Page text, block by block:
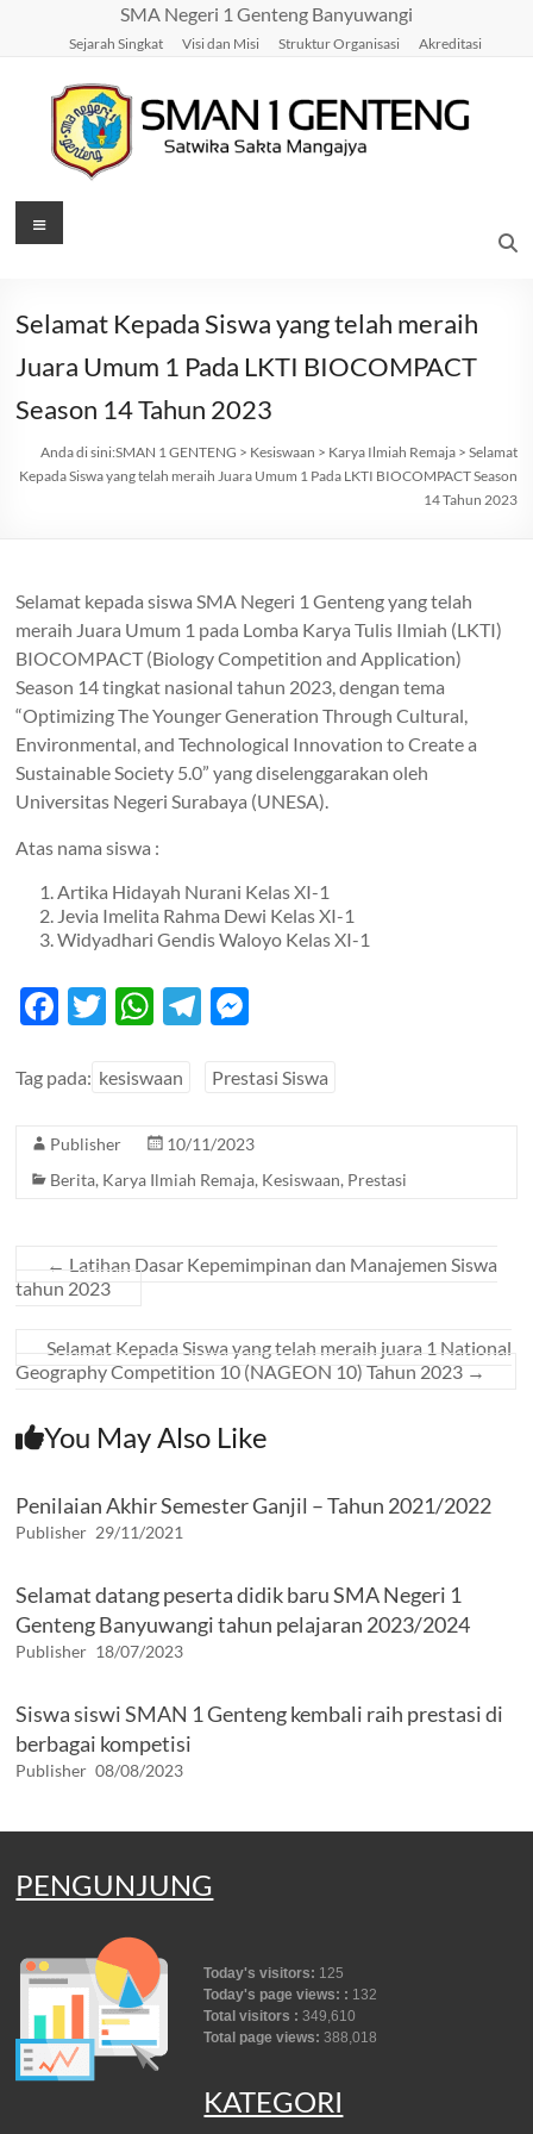
SMA Negeri 1 Genteng Banyuwangi
Sejarah Singkat Visi dan Misi Struktur Organisasi Akreditasi
SMAN
GENTENG
Sakta
Mangajya
Menu
Selamat Kepada Siswa yang telah meraih
Juara Umum 1 Pada LKTI BIOCOMPACT
Season 14 Tahun 2023
Anda di sini:SMAN 1 GENTENG > Kesiswaan > Karya Ilmiah Remaja> Selamat
Kepada Siswa yang telah meraih Juara Umum 1 Pada LKTI BIOCOMPACT Season
14 Tahun 2023
Selamat kepada siswa SMA Negeri 1 Genteng yang telah
meraih Juara Umum 1 pada Lomba Karya Tulis Ilmiah (LKTI)
BIOCOMPACT (Biology Competition and Application)
Season 14 tingkat nasional tahun 2023, dengan tema
“Optimizing The Younger Generation Through Cultural,
Environmental, and Technological Innovation to Create a
Sustainable Society 5.0” yang diselenggarakan oleh
Universitas Negeri Surabaya (UNESA).
Atas nama siswa :
Artika Hidayah Nurani Kelas XI-1
Jevia Imelita Rahma Dewi Kelas XI-1
Widyadhari Gendis Waloyo Kelas XI-1
F
e
o
o
T
itt
W
at
A
p
T
e
a
m
se
g
er
Tag pada: kesiswaan Prestasi Siswa
Publisher
10/11/2023
Berita, Karya Ilmiah Remaja, Kesiswaan, Prestasi
← Latihan Dasar Kepemimpinan dan Manajemen Siswa
tahun 2023
Selamat Kepada Siswa yang telah meraih juara 1 National
Geography Competition 10 (NAGEON 10) Tahun 2023 →
You May Also Like
Penilaian Akhir Semester Ganjil – Tahun 2021/2022
Publisher 29/11/2021
Selamat datang peserta didik baru SMA Negeri 1
Genteng Banyuwangi tahun pelajaran 2023/2024
Publisher 18/07/2023
Siswa siswi SMAN 1 Genteng kembali raih prestasi di
berbagai kompetisi
Publisher 08/08/2023
PENGUNJUNG
Today's visitors: 125
Today's page views: : 132
Total visitors :349,610
Total page views:388,018
KATEGORI